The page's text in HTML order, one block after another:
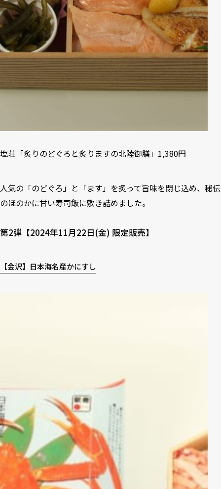
塩荘「炙りのどぐろと炙りますの北陸御膳」1,380円
人気の「のどぐろ」と「ます」を炙って旨味を閉じ込め、秘伝
のほのかに甘い寿司飯に敷き詰めました。
第2弾【2024年11月22日(金) 限定販売】
【金沢】日本海名産かにすし